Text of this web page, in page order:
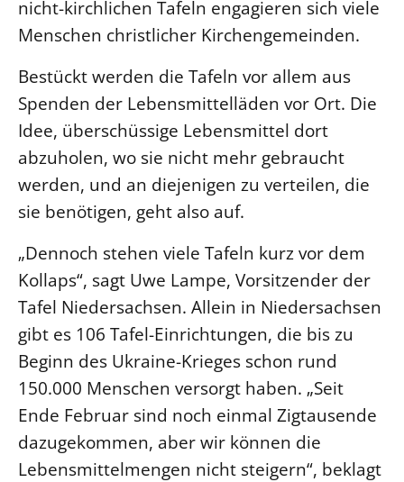
nicht-kirchlichen Tafeln engagieren sich viele
Menschen christlicher Kirchengemeinden.
Bestückt werden die Tafeln vor allem aus
Spenden der Lebensmittelläden vor Ort. Die
Idee, überschüssige Lebensmittel dort
abzuholen, wo sie nicht mehr gebraucht
werden, und an diejenigen zu verteilen, die
sie benötigen, geht also auf.
„Dennoch stehen viele Tafeln kurz vor dem
Kollaps“, sagt Uwe Lampe, Vorsitzender der
Tafel Niedersachsen. Allein in Niedersachsen
gibt es 106 Tafel-Einrichtungen, die bis zu
Beginn des Ukraine-Krieges schon rund
150.000 Menschen versorgt haben. „Seit
Ende Februar sind noch einmal Zigtausende
dazugekommen, aber wir können die
Lebensmittelmengen nicht steigern“, beklagt
Hintergrund
Ehrenamt
Beruf
Freie Stellen
BIBLIOTHEK & ARCHIV
Älterwerden im Pfarrberuf
Beteiligungsverfahren
Ephoralbüro
Finanzplanung
Fundraising
IT-Service
Corporate Design